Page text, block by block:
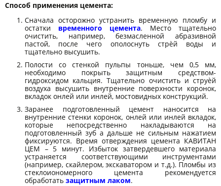
Способ применения цемента:
Сначала осторожно устранить временную пломбу и
остатки временного цемента. Место тщательно
очистить, например, безмасленной абразивной
пастой, после чего ополоснуть стрѐй воды и
тщательно высушить.
Полости со стенкой пульпы тоньше, чем 0,5 мм,
необходимо покрыть защитным средством-
гидроксидом кальция. Тщательно очистить и струѐй
воздуха высушить внутренние поверхности коронок,
вкладок онлей или инлей, мостовидных конструкций.
Заранее подготовленный цемент наносится на
внутренние стенки коронок, онлей или инлей вкладок,
которые непосредственно накладываются на
подготовленный зуб а дальше не сильным нажатием
фиксируются. Время отверждения цементa КАВИТАН
ЦЕМ – 5 минут. Избыток затвердевшего материала
устраняется соответствующими инструментами
(например, скайлером, экскаватором и т.д.). Пломбы из
стеклоиономерного цемента рекомендуется
обработать защитным лаком.